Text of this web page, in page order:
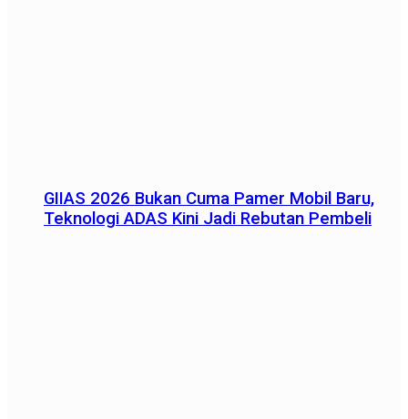
GIIAS 2026 Bukan Cuma Pamer Mobil Baru,
Teknologi ADAS Kini Jadi Rebutan Pembeli